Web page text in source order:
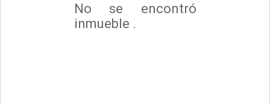
No se encontró
inmueble .